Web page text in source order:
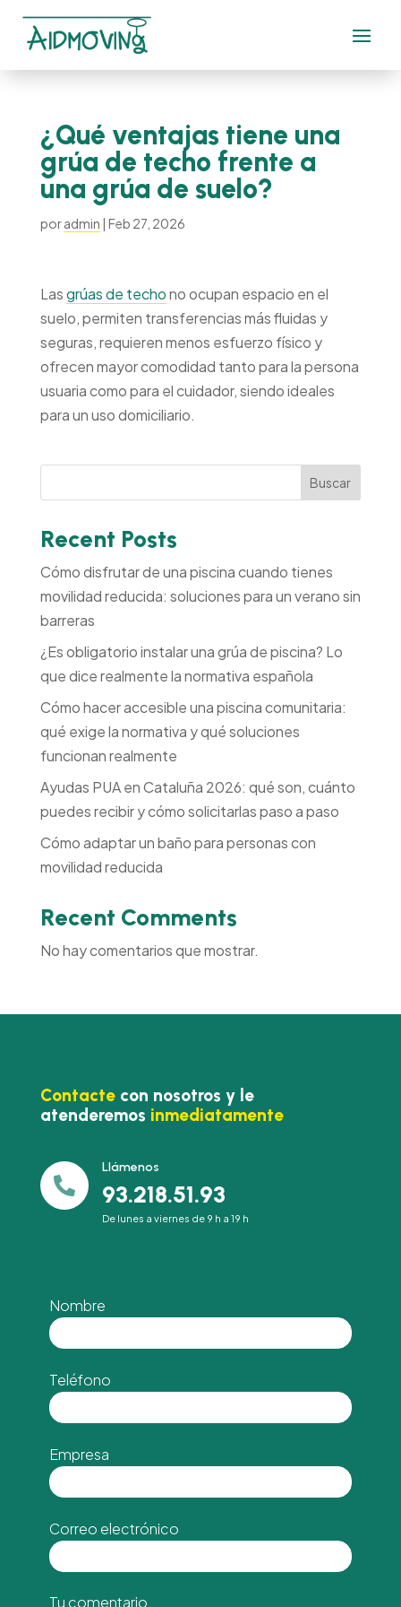
¿Qué ventajas tiene una
grúa de techo frente a
una grúa de suelo?
poradmin | Feb 27, 2026
Lasgrúas de techono ocupan espacio en el
suelo, permiten transferencias más fluidas y
seguras, requieren menos esfuerzo físico y
ofrecen mayor comodidad tanto para la persona
usuaria como para el cuidador, siendo ideales
para un uso domiciliario.
Buscar
Recent Posts
Cómo disfrutar de una piscina cuando tienes
movilidad reducida: soluciones para un verano sin
barreras
¿Es obligatorio instalar una grúa de piscina? Lo
que dice realmente la normativa española
Cómo hacer accesible una piscina comunitaria:
qué exige la normativa y qué soluciones
funcionan realmente
Ayudas PUA en Cataluña 2026: qué son, cuánto
puedes recibir y cómo solicitarlas paso a paso
Cómo adaptar un baño para personas con
movilidad reducida
Recent Comments
No hay comentarios que mostrar.
Contactecon nosotros y le
atenderemos inmediatamente

Llámenos
93.218.51.93
De lunes a viernes de 9 h a 19 h
Nombre
Teléfono
Empresa
Correo electrónico
Tu comentario